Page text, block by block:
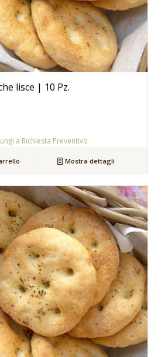
lisce | 10 Pz.
a Richiesta Preventivo
Mostra dettagli